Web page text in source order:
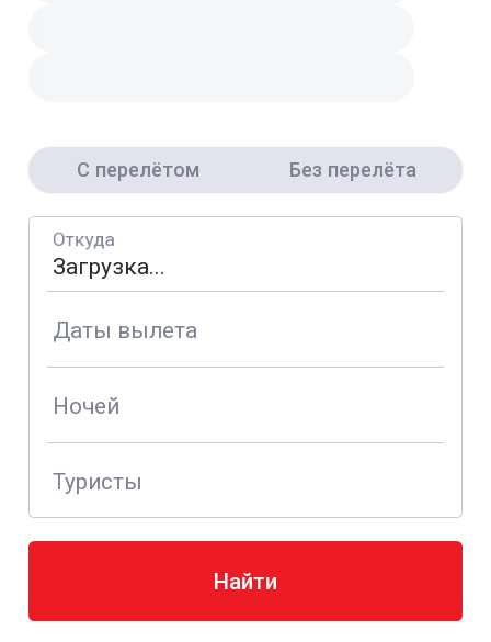
С перелётом Без перелёта
Откуда
Даты вылета
Ночей
Туристы
Найти